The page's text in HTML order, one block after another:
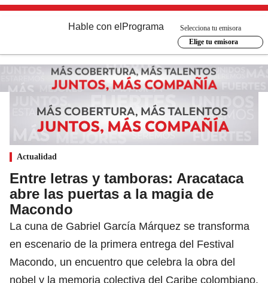
Hable con el Programa
Selecciona tu emisora
Elige tu emisora
Actualidad
Entre letras y tamboras: Aracataca
abre las puertas a la magia de
Macondo
La cuna de Gabriel García Márquez se transforma
en escenario de la primera entrega del Festival
Macondo, un encuentro que celebra la obra del
nobel y la memoria colectiva del Caribe colombiano.